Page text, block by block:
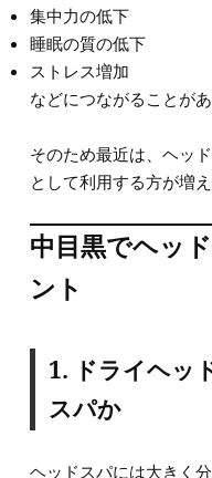
集中力の低下
睡眠の質の低下
ストレス増加
などにつながることがあ
そのため最近は、ヘッ
として利用する方が増え
中目黒でヘッ
ント
1. ドライヘッ
スパか
ヘッドスパには大きく分